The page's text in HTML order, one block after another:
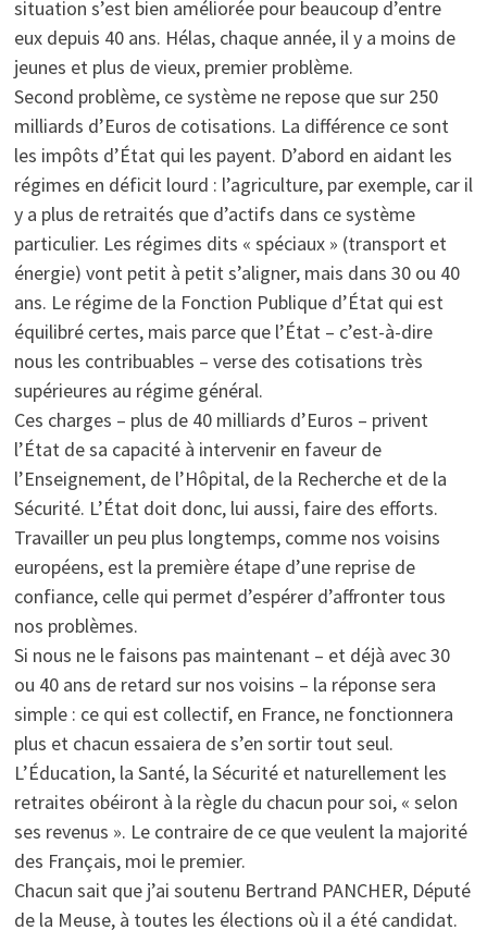
situation s’est bien améliorée pour beaucoup d’entre
eux depuis 40 ans. Hélas, chaque année, il y a moins de
jeunes et plus de vieux, premier problème.
Second problème, ce système ne repose que sur 250
milliards d’Euros de cotisations. La différence ce sont
les impôts d’État qui les payent. D’abord en aidant les
régimes en déficit lourd : l’agriculture, par exemple, car il
y a plus de retraités que d’actifs dans ce système
particulier. Les régimes dits « spéciaux » (transport et
énergie) vont petit à petit s’aligner, mais dans 30 ou 40
ans. Le régime de la Fonction Publique d’État qui est
équilibré certes, mais parce que l’État – c’est-à-dire
nous les contribuables – verse des cotisations très
supérieures au régime général.
Ces charges – plus de 40 milliards d’Euros – privent
l’État de sa capacité à intervenir en faveur de
l’Enseignement, de l’Hôpital, de la Recherche et de la
Sécurité. L’État doit donc, lui aussi, faire des efforts.
Travailler un peu plus longtemps, comme nos voisins
européens, est la première étape d’une reprise de
confiance, celle qui permet d’espérer d’affronter tous
nos problèmes.
Si nous ne le faisons pas maintenant – et déjà avec 30
ou 40 ans de retard sur nos voisins – la réponse sera
simple : ce qui est collectif, en France, ne fonctionnera
plus et chacun essaiera de s’en sortir tout seul.
L’Éducation, la Santé, la Sécurité et naturellement les
retraites obéiront à la règle du chacun pour soi, « selon
ses revenus ». Le contraire de ce que veulent la majorité
des Français, moi le premier.
Chacun sait que j’ai soutenu Bertrand PANCHER, Député
de la Meuse, à toutes les élections où il a été candidat.